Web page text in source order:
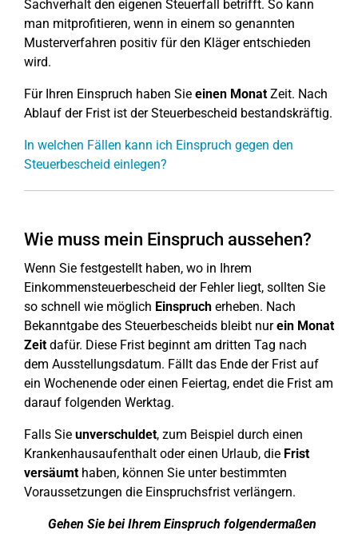
Sachverhalt den eigenen Steuerfall betrifft. So kann
man mitprofitieren, wenn in einem so genannten
Musterverfahren positiv für den Kläger entschieden
wird.
Für Ihren Einspruch haben Sie einen MonatZeit. Nach
Ablauf der Frist ist der Steuerbescheid bestandskräftig.
In welchen Fällen kann ich Einspruch gegen den
Steuerbescheid einlegen?
Wie muss mein Einspruch aussehen?
Wenn Sie festgestellt haben, wo in Ihrem
Einkommensteuerbescheid der Fehler liegt, sollten Sie
so schnell wie möglich Einspruch erheben. Nach
Bekanntgabe des Steuerbescheids bleibt nurein Monat
Zeitdafür. Diese Frist beginnt am dritten Tag nach
dem Ausstellungsdatum. Fällt das Ende der Frist auf
ein Wochenende oder einen Feiertag, endet die Frist am
darauf folgenden Werktag.
Falls Sie unverschuldet, zum Beispiel durch einen
Krankenhausaufenthalt oder einen Urlaub, die Frist
versäumthaben, können Sie unter bestimmten
Voraussetzungen die Einspruchsfrist verlängern.
Gehen Sie bei Ihrem Einspruch folgendermaßen